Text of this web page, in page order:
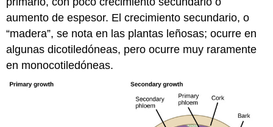
aumento de espesor. El crecimiento secundario, o
“madera”, se nota en las plantas leñosas; ocurre en
algunas dicotiledóneas, pero ocurre muy raramente
en monocotiledóneas.